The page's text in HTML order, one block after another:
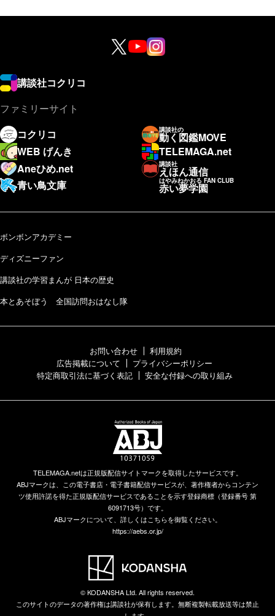
講談社コクリコ
ファミリーサイト
コクリコ
講談社の
動く図鑑MOVE
WEB げんき
TELEMAGA.net
Aneひめ.net
講談社
えほん通信
青い鳥文庫
はやみねかおる FAN CLUB
赤い夢学園
ボンボンアカデミー
ディズニーファン
講談社の学習まんが 日本の歴史
本とあそぼう 全国訪問おはなし隊
お問い合わせ
利用規約
広告掲載について
プライバシーポリシー
特定商取引法に基づく表記
安全な付録への取り組み
TELEMAGA.netは正規版配信サイトマークを取得したサービスです。
ABJマークは、この電子書店・電子書籍配信サービスが、著作権者からコンテン
ツ使用許諾を得た正規版配信サービスであることを示す登録商標（登録番号 第
6091713号）です。
ABJマークについて、詳しくはこちらを御覧ください。
https://aebs.or.jp/
© KODANSHA Ltd. All rights reserved.
このサイトのデータの著作権は講談社が保有します。無断複製転載放送等は禁止